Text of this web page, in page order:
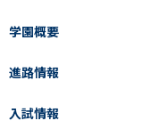
中学校
高等学校
成立メソッド
教科指導の特徴
中学校
成立メソッド
成立学園ならではの教育
年間行事
施設紹介
制服
学園概要
学園の歩み
アクセス
進路情報
進路・進学
入試情報